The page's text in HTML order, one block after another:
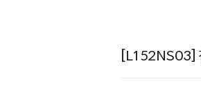
[L152NS03]